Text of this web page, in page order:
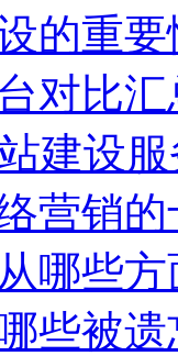
的重要
对比汇
建设
营销
哪些
些被